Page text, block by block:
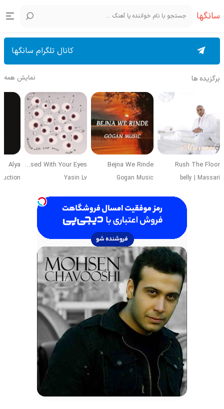
سانگها
کانال تلگرام سانگها
برگزیده ها نمایش همه
Rush The Floor
belly | Massari
Bejna We Rinde
Gogan Music
Obsessed With Your Eyes
Yasin Lv
Alya